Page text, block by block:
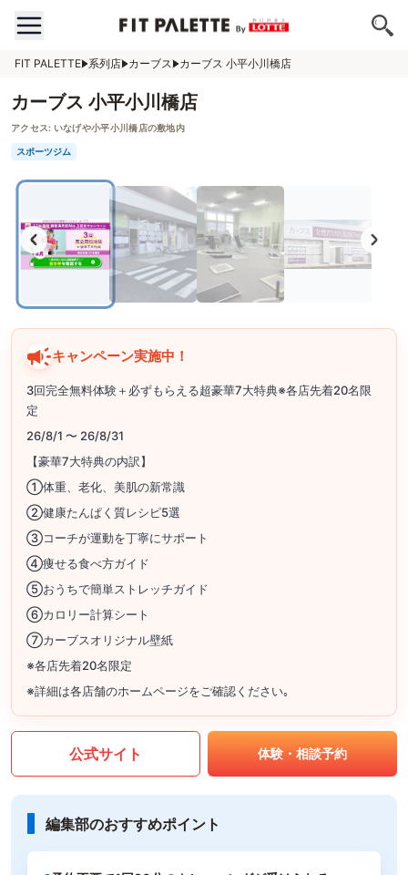
FIT PALETTE 系列店 カーブス カーブス 小平小川橋店
カーブス 小平小川橋店
アクセス: いなげや小平小川橋店の敷地内
スポーツジム
キャンペーン実施中！
3回完全無料体験＋必ずもらえる超豪華7大特典※各店先着20名限
定
26/8/1 〜 26/8/31
【豪華7大特典の内訳】
①体重、老化、美肌の新常識
②健康たんぱく質レシピ5選
③コーチが運動を丁寧にサポート
④痩せる食べ方ガイド
⑤おうちで簡単ストレッチガイド
⑥カロリー計算シート
⑦カーブスオリジナル壁紙
※各店先着20名限定
※詳細は各店舗のホームページをご確認ください｡
公式サイト 体験・相談予約
編集部のおすすめポイント